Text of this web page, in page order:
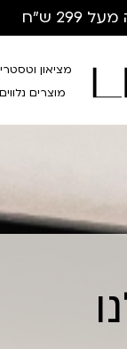
299 ש”ח
מציאון
מוצרים נלווים